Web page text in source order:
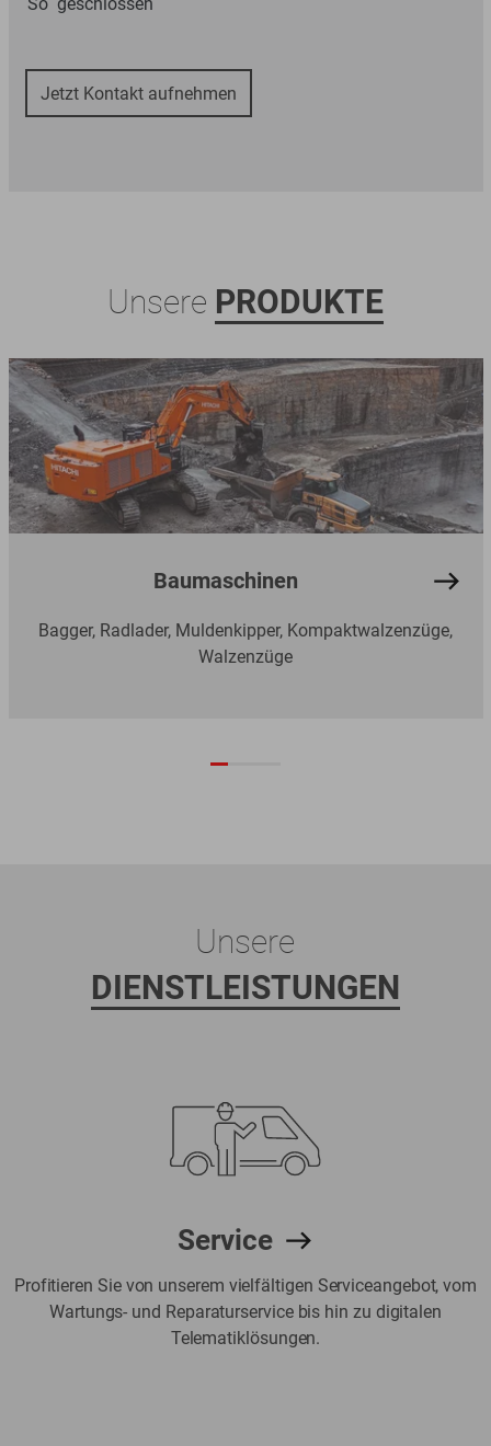
Jetzt Kontakt aufnehmen
Unsere PRODUKTE
Baumaschinen
Bagger, Radlader, Muldenkipper, Kompaktwalzenzüge,
Walzenzüge
Unsere
DIENSTLEISTUNGEN
Service
Profitieren Sie von unserem vielfältigen Serviceangebot, vom
Wartungs- und Reparaturservice bis hin zu digitalen
Telematiklösungen.